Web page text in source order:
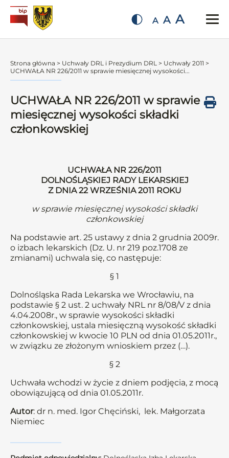
A A A
Strona główna > Uchwały DRL i Prezydium DRL > Uchwały 2011 >
UCHWAŁA NR 226/2011 w sprawie miesięcznej wysokości...
UCHWAŁA NR 226/2011 w sprawie
miesięcznej wysokości składki
członkowskiej
UCHWAŁA NR 226/2011
DOLNOŚLĄSKIEJ RADY LEKARSKIEJ
Z DNIA 22 WRZEŚNIA 2011 ROKU
w sprawie miesięcznej wysokości składki
członkowskiej
Na podstawie art. 25 ustawy z dnia 2 grudnia 2009r.
o izbach lekarskich (Dz. U. nr 219 poz.1708 ze
zmianami) uchwala się, co następuje:
§ 1
Dolnośląska Rada Lekarska we Wrocławiu, na
podstawie § 2 ust. 2 uchwały NRL nr 8/08/V z dnia
4.04.2008r., w sprawie wysokości składki
członkowskiej, ustala miesięczną wysokość składki
członkowskiej w kwocie 10 PLN od dnia 01.05.2011r.,
w związku ze złożonym wnioskiem przez (…).
§ 2
Uchwała wchodzi w życie z dniem podjęcia, z mocą
obowiązującą od dnia 01.05.2011r.
Autor: dr n. med. Igor Chęciński, lek. Małgorzata
Niemiec